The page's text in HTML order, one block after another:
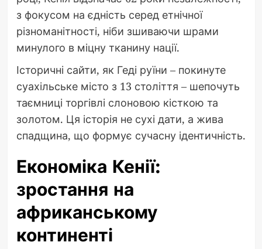
з фокусом на єдність серед етнічної
різноманітності, ніби зшиваючи шрами
минулого в міцну тканину нації.
Історичні сайти, як Геді руїни – покинуте
суахільське місто з 13 століття – шепочуть
таємниці торгівлі слоновою кісткою та
золотом. Ця історія не сухі дати, а жива
спадщина, що формує сучасну ідентичність.
Економіка Кенії:
зростання на
африканському
континенті